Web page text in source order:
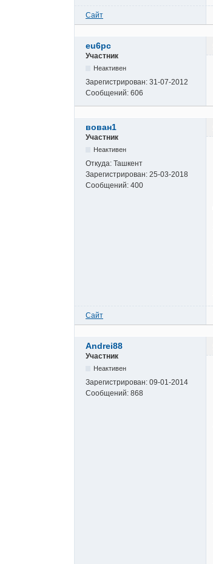
Сайт
eu6pc
Участник
Неактивен
Зарегистрирован: 31-07-2012
Сообщений: 606
вован1
Участник
Неактивен
Откуда: Ташкент
Зарегистрирован: 25-03-2018
Сообщений: 400
Сайт
Andrei88
Участник
Неактивен
Зарегистрирован: 09-01-2014
Сообщений: 868